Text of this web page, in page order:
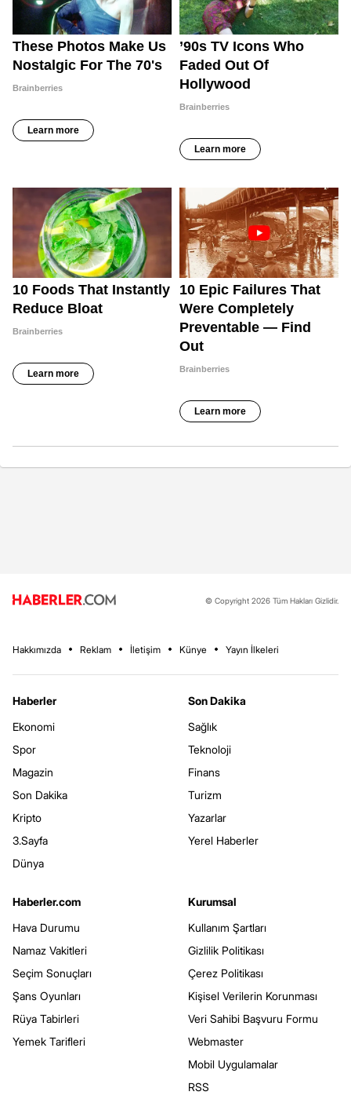
© Copyright 2026 Tüm Hakları Gizlidir.
Hakkımızda Reklam İletişim Künye Yayın İlkeleri
Haberler
Ekonomi
Spor
Magazin
Son Dakika
Kripto
3.Sayfa
Dünya
Son Dakika
Sağlık
Teknoloji
Finans
Turizm
Yazarlar
Yerel Haberler
Haberler.com
Hava Durumu
Namaz Vakitleri
Seçim Sonuçları
Şans Oyunları
Rüya Tabirleri
Yemek Tarifleri
Kurumsal
Kullanım Şartları
Gizlilik Politikası
Çerez Politikası
Kişisel Verilerin Korunması
Veri Sahibi Başvuru Formu
Webmaster
Mobil Uygulamalar
RSS